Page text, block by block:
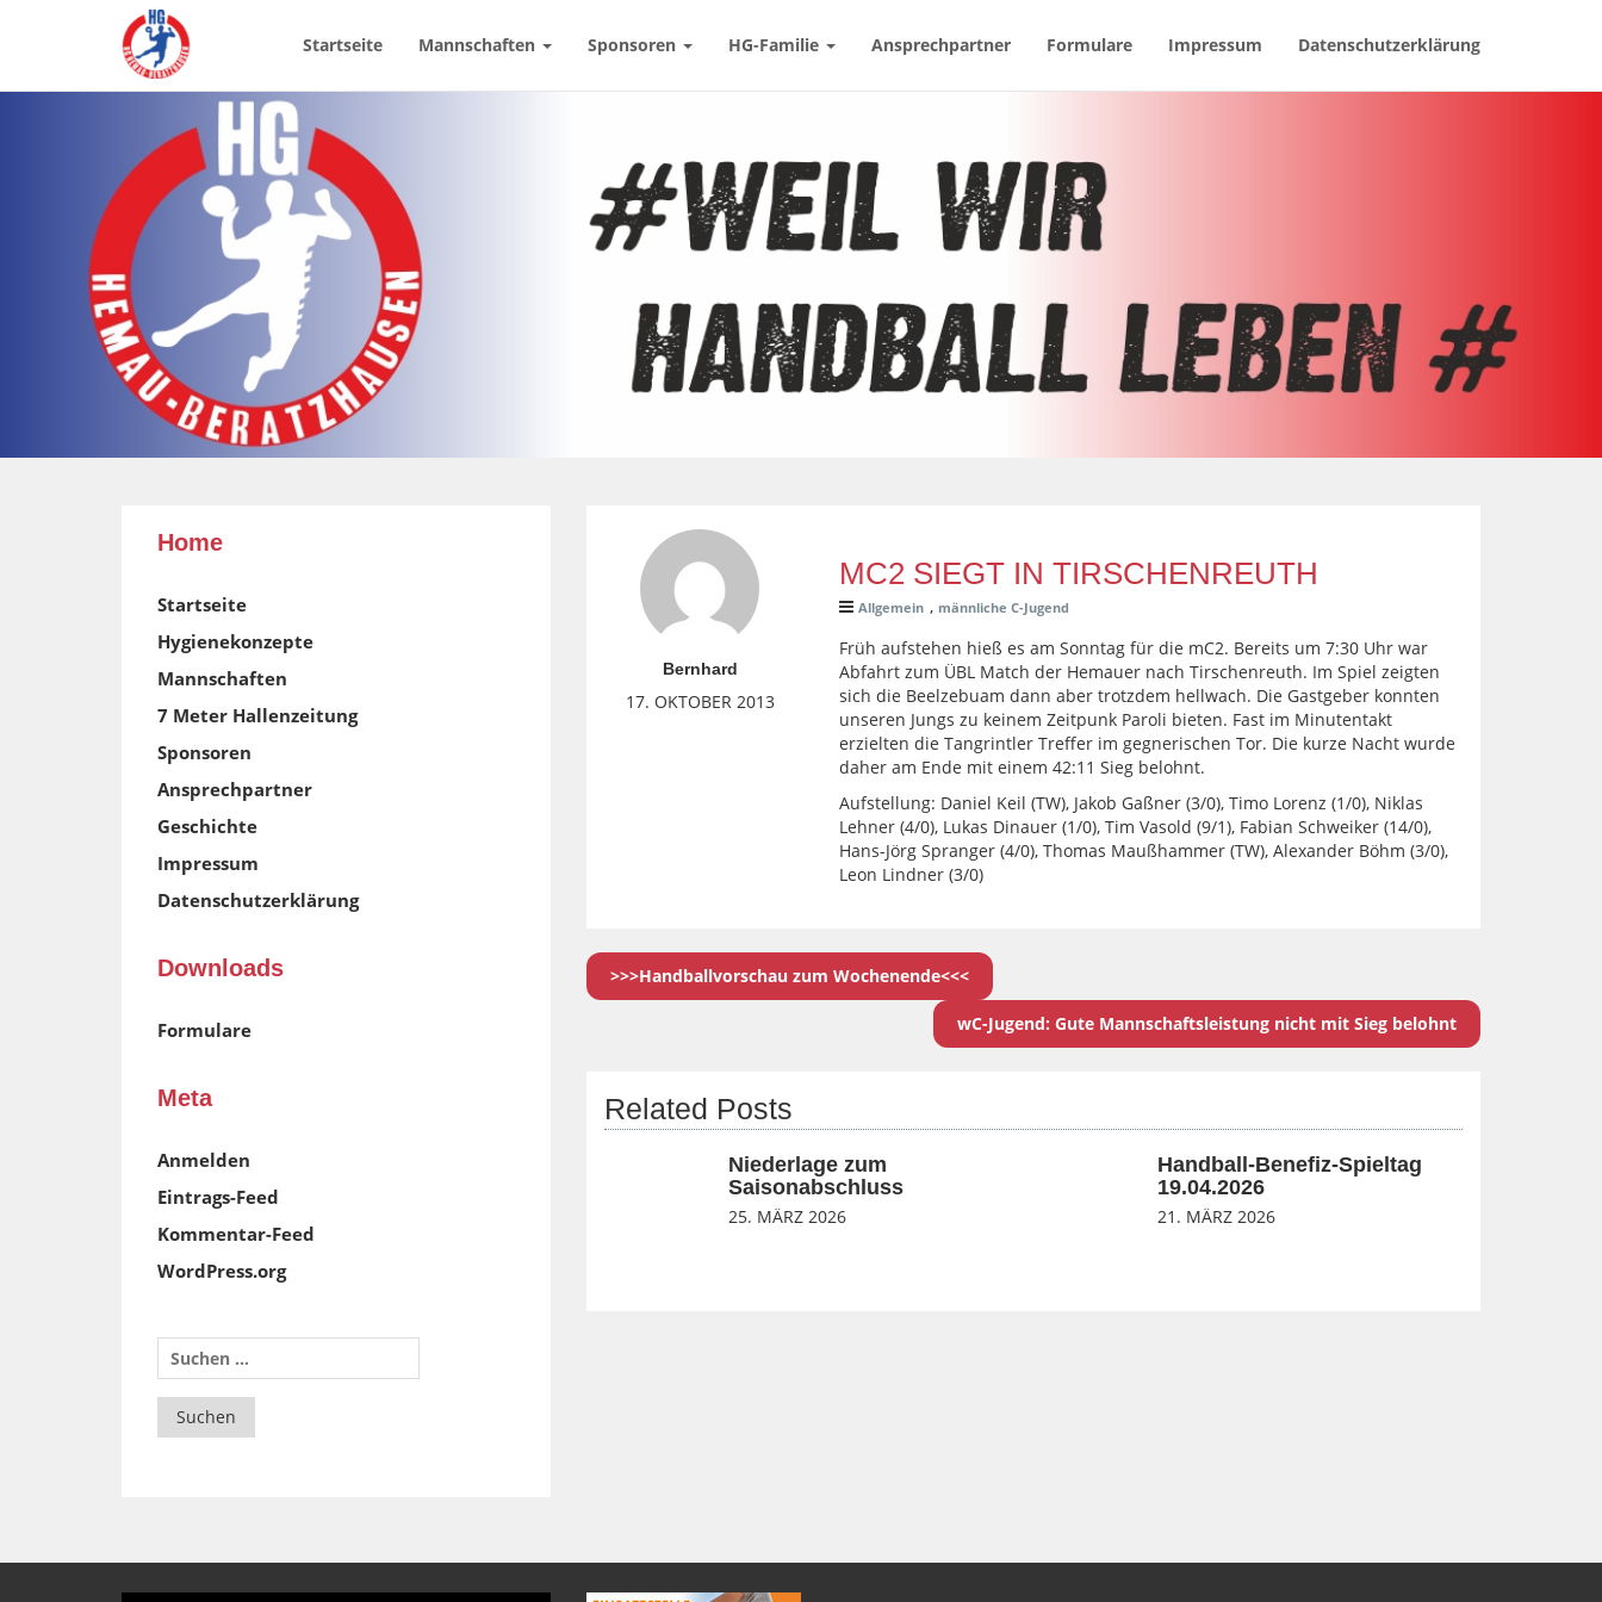
Startseite Mannschaften Sponsoren HG-Familie Ansprechpartner Formulare Impressum Datenschutzerklärung
Bernhard
17. OKTOBER 2013
MC2 SIEGT IN TIRSCHENREUTH
Allgemein , männliche C-Jugend
Früh aufstehen hieß es am Sonntag für die mC2. Bereits um 7:30 Uhr war
Abfahrt zum ÜBL Match der Hemauer nach Tirschenreuth. Im Spiel zeigten
sich die Beelzebuam dann aber trotzdem hellwach. Die Gastgeber konnten
unseren Jungs zu keinem Zeitpunk Paroli bieten. Fast im Minutentakt
erzielten die Tangrintler Treffer im gegnerischen Tor. Die kurze Nacht wurde
daher am Ende mit einem 42:11 Sieg belohnt.
Aufstellung: Daniel Keil (TW), Jakob Gaßner (3/0), Timo Lorenz (1/0), Niklas
Lehner (4/0), Lukas Dinauer (1/0), Tim Vasold (9/1), Fabian Schweiker (14/0),
Hans-Jörg Spranger (4/0), Thomas Maußhammer (TW), Alexander Böhm (3/0),
Leon Lindner (3/0)
>>>Handballvorschau zum Wochenende<<<
wC-Jugend: Gute Mannschaftsleistung nicht mit Sieg belohnt
Related Posts
Niederlage zum
Saisonabschluss
25. MÄRZ 2026
Handball-Benefiz-Spieltag
19.04.2026
21. MÄRZ 2026
Home
Startseite
Hygienekonzepte
Mannschaften
7 Meter Hallenzeitung
Sponsoren
Ansprechpartner
Geschichte
Impressum
Datenschutzerklärung
Downloads
Formulare
Meta
Anmelden
Eintrags-Feed
Kommentar-Feed
WordPress.org